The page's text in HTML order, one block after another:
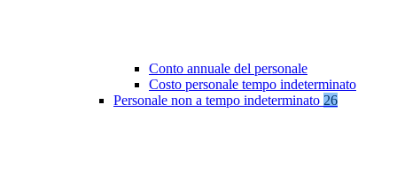
Conto annuale del personale
Costo personale tempo indeterminato
Personale non a tempo indeterminato 26